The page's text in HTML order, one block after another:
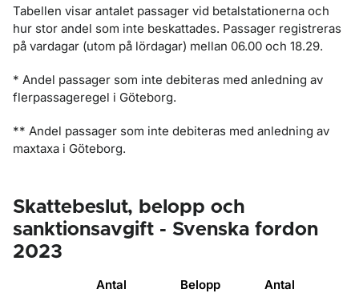
Juni 19 12 502 800 3,1 %
Juli Ingen skatt tas ut under juli månad.
Augusti 23 13 520 900 3,9 %
September 21
Oktober 22 14 204 800 2,4 %
December 19 11 514 900
Tabellen visar antalet passager vid betalstationerna och
hur stor andel som inte beskattades. Passager registreras
på vardagar (utom på lördagar) mellan 06.00 och 18.29.
* Andel passager som inte debiteras med anledning av
flerpassageregel i Göteborg.
** Andel passager som inte debiteras med anledning av
maxtaxa i Göteborg.
Skattebeslut, belopp och
sanktionsavgift - Svenska fordon
2023
Antal
Belopp
Antal